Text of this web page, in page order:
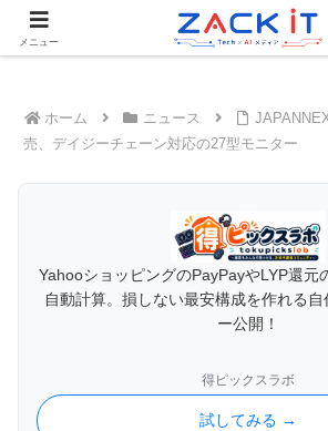
Tech×AIメディア『ZACK IT - 未来を
ホーム ニュース
売、デイジーチェーン対応の27型モニター
YahooショッピングのPayPayやLYP還元
自動計算。損しない最安構成を作れる
ー公開！
得ピックスラボ
試してみる →
メニュー